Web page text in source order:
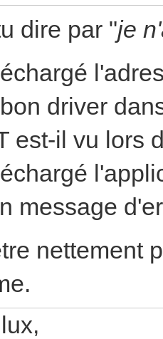
dire par "je
driver
est-il vu lors
message
nettement